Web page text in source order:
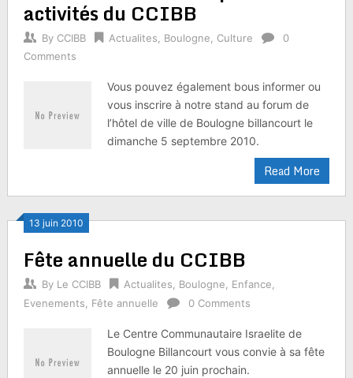
activités du CCIBB
By CCIBB Actualites Boulogne Culture
0
Comments
Vous pouvez également bous informer ou
vous inscrire à notre stand au forum de
l’hôtel de ville de Boulogne billancourt le
dimanche 5 septembre 2010.
Read More
13 juin 2010
Fête annuelle du CCIBB
By Le CCIBB Actualites Boulogne Enfance
Evenements
Fête annuelle 0 Comments
Le Centre Communautaire Israelite de
Boulogne Billancourt vous convie à sa fête
annuelle le 20 juin prochain.